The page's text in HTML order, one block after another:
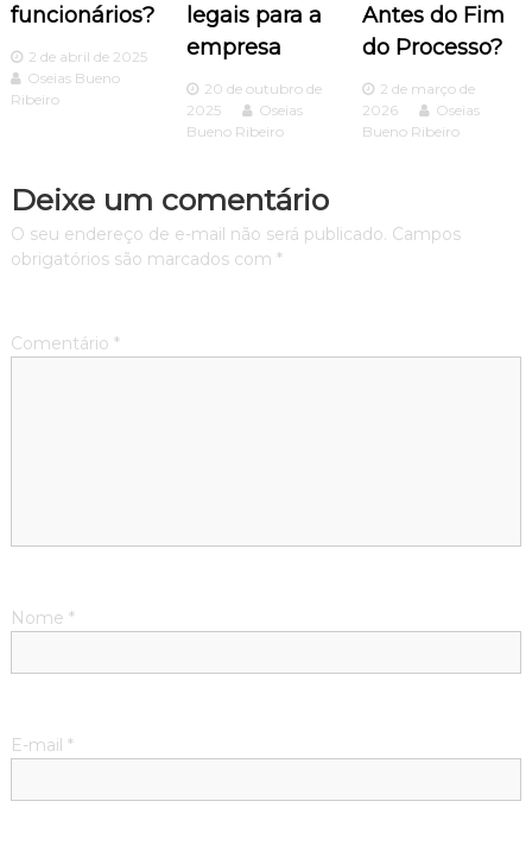
e
P
s
t
funcionários?
2 de abril de 2025
Oseias Bueno
Ribeiro
legais para a
empresa
20 de outubro de
2025
Oseias
Bueno Ribeiro
Antes do Fim
do Processo?
2 de março de
2026
Oseias
Bueno Ribeiro
Deixe um comentário
O seu endereço de e-mail não será publicado. Campos
obrigatórios são marcados com *
Comentário *
Nome *
E-mail *